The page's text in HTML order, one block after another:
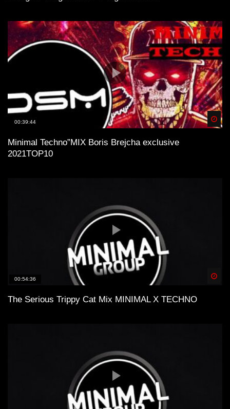
00:39:44
Minimal Technо”MIX Boris Brejcha exclusive
2021TOP10
00:54:36
The Serious Trippy Cat Mix MINIMAL X TECHNO